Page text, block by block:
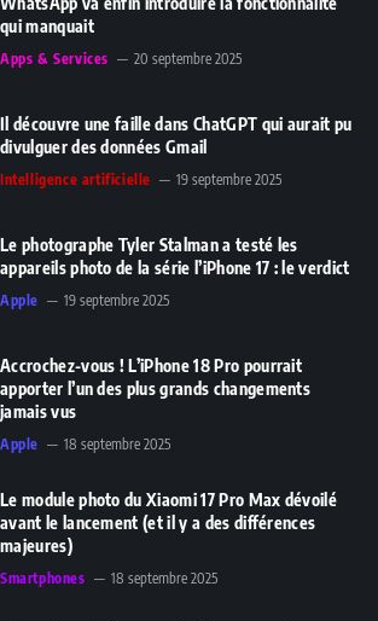
qui manquait
Apps & Services 20 septembre 2025
Il découvre une faille dans ChatGPT qui aurait pu
divulguer des données Gmail
Intelligence artificielle 19 septembre 2025
Le photographe Tyler Stalman a testé les
appareils photo de la série l’iPhone 17 : le verdict
Apple 19 septembre 2025
Accrochez-vous ! L’iPhone 18 Pro pourrait
apporter l’un des plus grands changements
jamais vus
Apple 18 septembre 2025
Le module photo du Xiaomi 17 Pro Max dévoilé
avant le lancement (et il y a des différences
majeures)
Smartphones 18 septembre 2025